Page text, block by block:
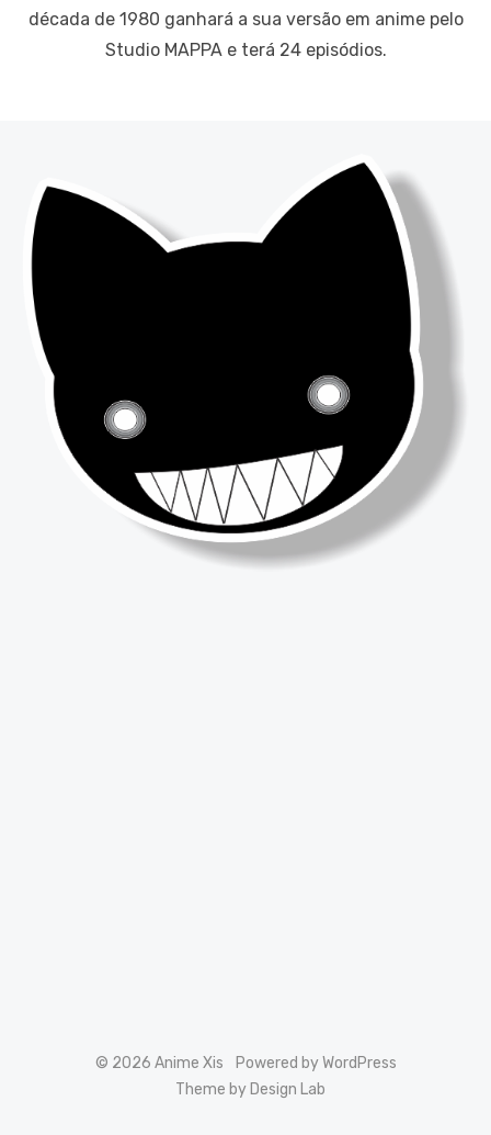
década de 1980 ganhará a sua versão em anime pelo
Studio MAPPA e terá 24 episódios.
© 2026 Anime Xis
Powered by WordPress
Theme by Design Lab